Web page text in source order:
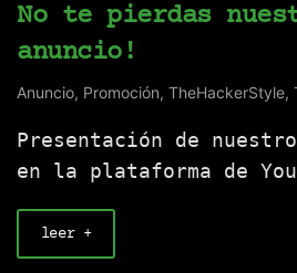
No te pierdas
anuncio!
Anuncio, Promoción, TheHackerStyle,
Presentación de
en la plataforma de
leer +